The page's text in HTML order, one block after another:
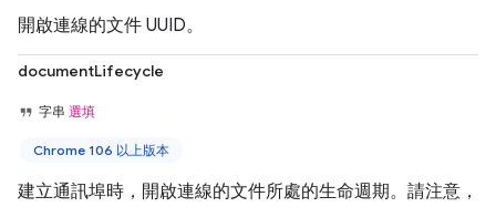
開啟連線的文件 UUID。
documentLifecycle
字串 選填
Chrome 106 以上版本
建立通訊埠時，開啟連線的文件所處的生命週期。請注意，